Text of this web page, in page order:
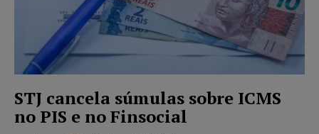
STJ cancela súmulas sobre ICMS
no PIS e no Finsocial